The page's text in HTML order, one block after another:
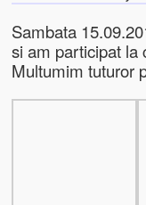
Sambata
si am participat la
Multumim tuturor